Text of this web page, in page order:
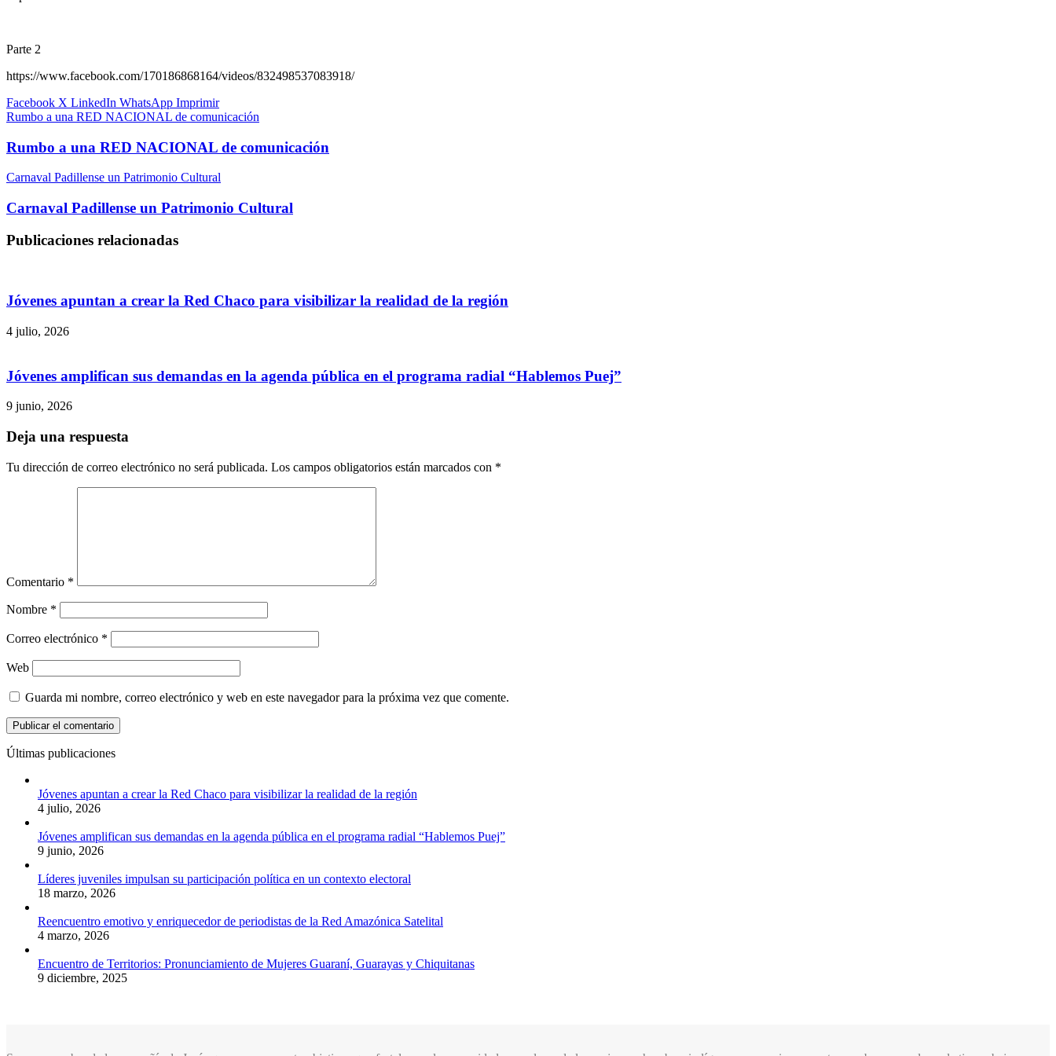
Parte 2
https://www.facebook.com/170186868164/videos/832498537083918/
Facebook X LinkedIn WhatsApp Imprimir
Rumbo a una RED NACIONAL de comunicación
Rumbo a una RED NACIONAL de comunicación
Carnaval Padillense un Patrimonio Cultural
Carnaval Padillense un Patrimonio Cultural
Publicaciones relacionadas
Jóvenes apuntan a crear la Red Chaco para visibilizar la realidad de la región
4 julio, 2026
Jóvenes amplifican sus demandas en la agenda pública en el programa radial “Hablemos Puej”
9 junio, 2026
Deja una respuesta
Tu dirección de correo electrónico no será publicada. Los campos obligatorios están marcados con *
Comentario *
Nombre *
Correo electrónico *
Web
Guarda mi nombre, correo electrónico y web en este navegador para la próxima vez que comente.
Últimas publicaciones
Jóvenes apuntan a crear la Red Chaco para visibilizar la realidad de la región
4 julio, 2026
Jóvenes amplifican sus demandas en la agenda pública en el programa radial “Hablemos Puej”
9 junio, 2026
Líderes juveniles impulsan su participación política en un contexto electoral
18 marzo, 2026
Reencuentro emotivo y enriquecedor de periodistas de la Red Amazónica Satelital
4 marzo, 2026
Encuentro de Territorios: Pronunciamiento de Mujeres Guaraní, Guarayas y Chiquitanas
9 diciembre, 2025